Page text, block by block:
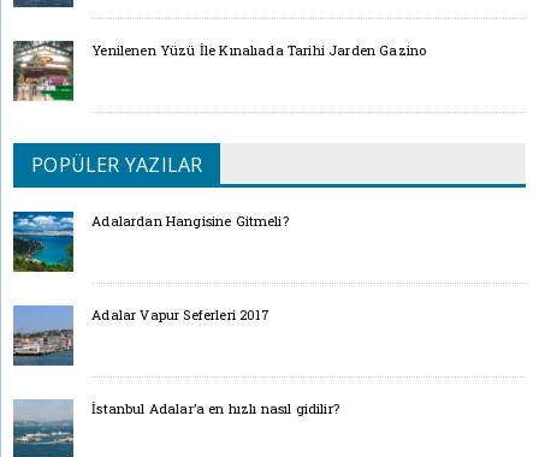
Yenilenen Yüzü İle Kınalıada Tarihi Jarden Gazino
POPÜLER YAZILAR
Adalardan Hangisine Gitmeli?
Adalar Vapur Seferleri 2017
İstanbul Adalar’a en hızlı nasıl gidilir?